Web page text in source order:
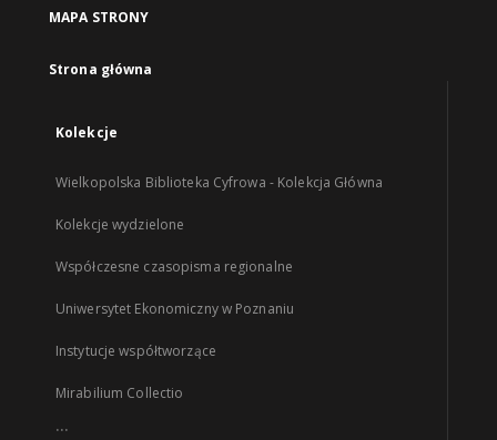
MAPA STRONY
Strona główna
Kolekcje
Wielkopolska Biblioteka Cyfrowa - Kolekcja Główna
Kolekcje wydzielone
Współczesne czasopisma regionalne
Uniwersytet Ekonomiczny w Poznaniu
Instytucje współtworzące
Mirabilium Collectio
...